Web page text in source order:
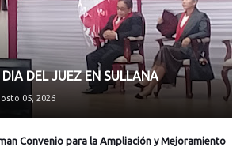
DIA DEL JUEZ EN SULLANA
05, 2026
Convenio para la Ampliación y Mejoramiento